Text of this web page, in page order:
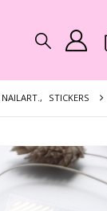
NAILART., STICKERS